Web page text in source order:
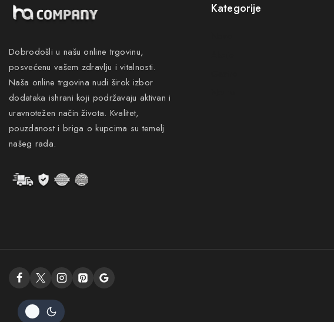
Dobrodošli u našu online trgovinu,
posvećenu vašem zdravlju i vitalnosti.
Naša online trgovina nudi širok izbor
dodataka ishrani koji podržavaju aktivan i
uravnotežen način života. Kvalitet,
pouzdanost i briga o kupcima su temelj
našeg rada.
Kategorije